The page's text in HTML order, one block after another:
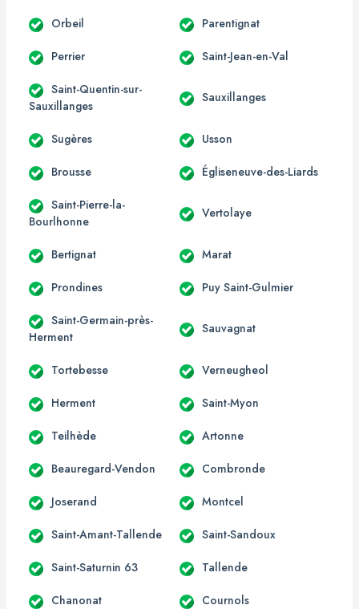
Orbeil Parentignat
Perrier Saint-Jean-en-Val
Saint-Quentin-sur-
Sauxillanges
Sauxillanges
Sugères Usson
Brousse Égliseneuve-des-Liards
Saint-Pierre-la-
Bourlhonne
Vertolaye
Bertignat Marat
Prondines Puy Saint-Gulmier
Saint-Germain-près-
Herment
Sauvagnat
Tortebesse Verneugheol
Herment Saint-Myon
Teilhède Artonne
Beauregard-Vendon Combronde
Joserand Montcel
Saint-Amant-Tallende Saint-Sandoux
Saint-Saturnin 63 Tallende
Chanonat Cournols